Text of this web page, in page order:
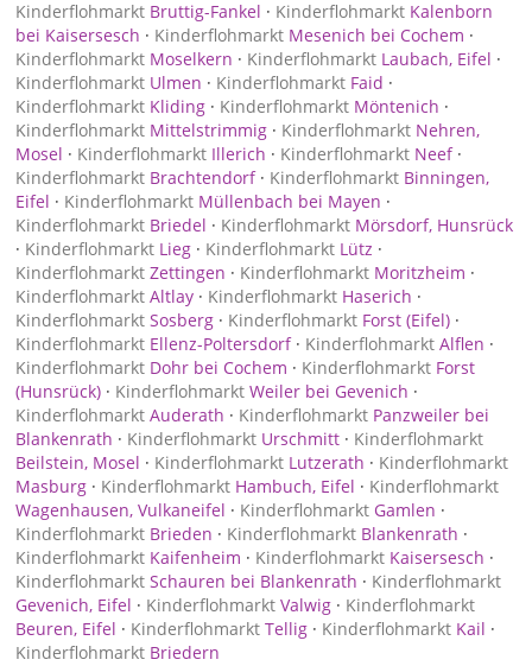
Kinderflohmarkt Bruttig-Fankel · Kinderflohmarkt Kalenborn
bei Kaisersesch · Kinderflohmarkt Mesenich bei Cochem ·
Kinderflohmarkt Moselkern · Kinderflohmarkt Laubach, Eifel ·
Kinderflohmarkt Ulmen · Kinderflohmarkt Faid ·
Kinderflohmarkt Kliding · Kinderflohmarkt Möntenich ·
Kinderflohmarkt Mittelstrimmig · Kinderflohmarkt Nehren,
Mosel · Kinderflohmarkt Illerich · Kinderflohmarkt Neef·
Kinderflohmarkt Brachtendorf· Kinderflohmarkt Binningen,
Eifel · Kinderflohmarkt Müllenbach bei Mayen ·
Kinderflohmarkt Briedel · Kinderflohmarkt Mörsdorf, Hunsrück
· Kinderflohmarkt Lieg · Kinderflohmarkt Lütz ·
Kinderflohmarkt Zettingen · Kinderflohmarkt Moritzheim ·
Kinderflohmarkt Altlay · Kinderflohmarkt Haserich ·
Kinderflohmarkt Sosberg · Kinderflohmarkt Forst (Eifel) ·
Kinderflohmarkt Ellenz-Poltersdorf· Kinderflohmarkt Alflen ·
Kinderflohmarkt Dohr bei Cochem · Kinderflohmarkt Forst
(Hunsrück) · Kinderflohmarkt Weiler bei Gevenich ·
Kinderflohmarkt Auderath · Kinderflohmarkt Panzweiler bei
Blankenrath · Kinderflohmarkt Urschmitt · Kinderflohmarkt
Beilstein, Mosel · Kinderflohmarkt Lutzerath · Kinderflohmarkt
Masburg · Kinderflohmarkt Hambuch, Eifel · Kinderflohmarkt
Wagenhausen, Vulkaneifel · Kinderflohmarkt Gamlen ·
Kinderflohmarkt Brieden · Kinderflohmarkt Blankenrath ·
Kinderflohmarkt Kaifenheim · Kinderflohmarkt Kaisersesch ·
Kinderflohmarkt Schauren bei Blankenrath · Kinderflohmarkt
Gevenich, Eifel · Kinderflohmarkt Valwig · Kinderflohmarkt
Beuren, Eifel · Kinderflohmarkt Tellig · Kinderflohmarkt Kail ·
Kinderflohmarkt Briedern